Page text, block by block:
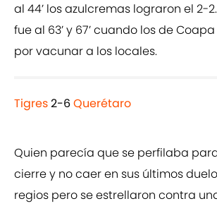
al 44’ los azulcremas lograron el 2-
fue al 63’ y 67’ cuando los de
por vacunar a los locales.
Tigres2-6Querétaro
Quien parecía que se perfilaba
cierre y no caer en sus últimos
regios pero se estrellaron contra